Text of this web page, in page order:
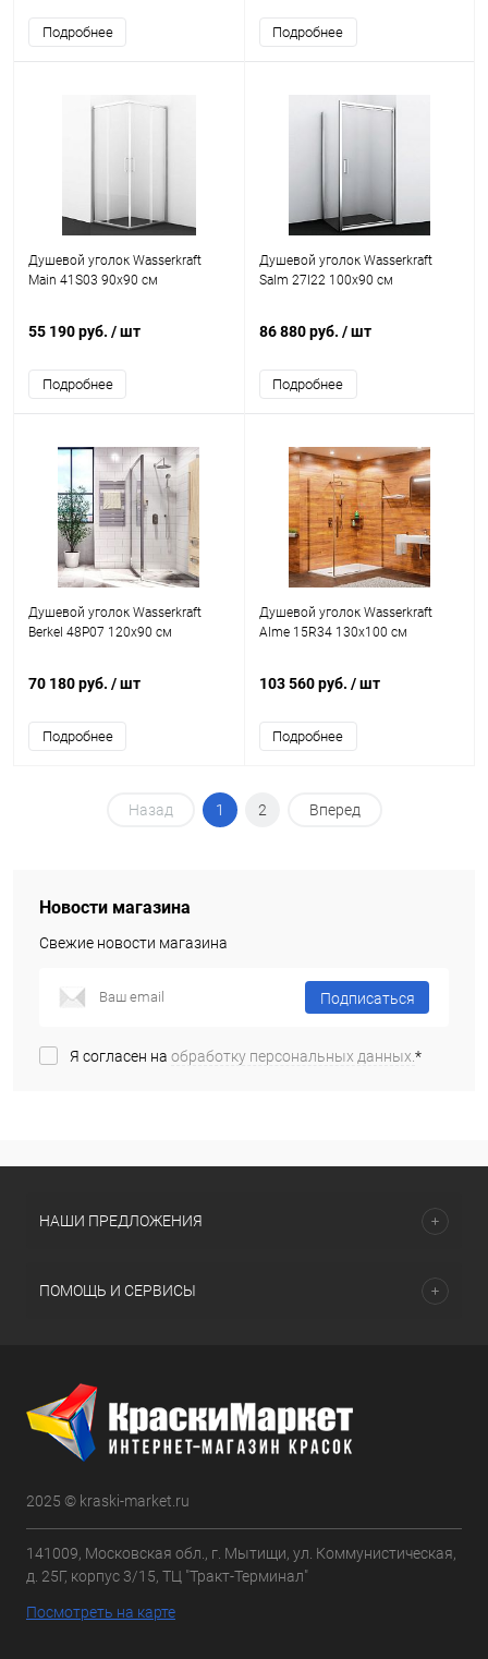
Подробнее Подробнее
Душевой уголок Wasserkraft
Main 41S03 90x90 см
55 190 руб. / шт
Подробнее
Душевой уголок Wasserkraft
Salm 27I22 100x90 см
86 880 руб. / шт
Подробнее
Душевой уголок Wasserkraft
Berkel 48P07 120x90 см
70 180 руб. / шт
Подробнее
Душевой уголок Wasserkraft
Alme 15R34 130x100 см
103 560 руб. / шт
Подробнее
Назад 1 2 Вперед
Новости магазина
Свежие новости магазина
Подписаться
Я согласен на обработку персональных данных.*
НАШИ ПРЕДЛОЖЕНИЯ
ПОМОЩЬ И СЕРВИСЫ
2025 © kraski-market.ru
141009, Московская обл., г. Мытищи, ул. Коммунистическая,
д. 25Г, корпус 3/15, ТЦ "Тракт-Терминал"
Посмотреть на карте